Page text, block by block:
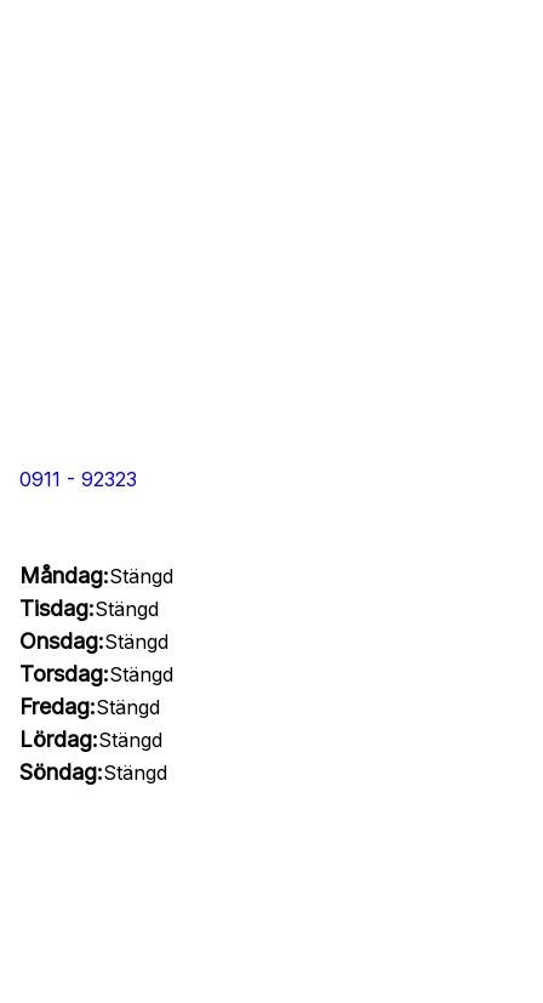
0911 - 92323
Måndag:Stängd
Tisdag:Stängd
Onsdag:Stängd
Torsdag:Stängd
Fredag:Stängd
Lördag:Stängd
Söndag:Stängd